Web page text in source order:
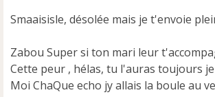
u
Smaaisisle, désolée mais je t'envoie
Zabou Super si ton mari leur
Cette peur , hélas, tu l'auras toujours
Moi ChaQue echo jy allais la boule au